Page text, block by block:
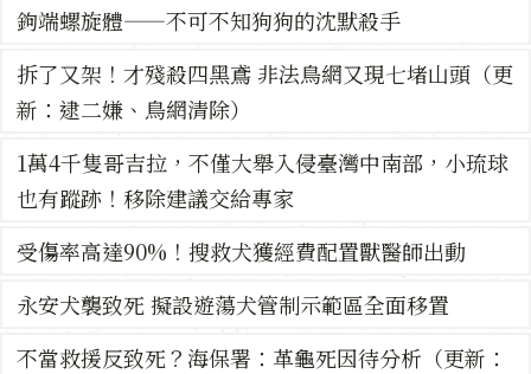
鉤端螺旋體——不可不知狗狗的沈默殺手
拆了又架！才殘殺四黑鳶 非法鳥網又現七堵山頭（更
新：逮二嫌、鳥網清除）
1萬4千隻哥吉拉，不僅大舉入侵臺灣中南部，小琉球
也有蹤跡！移除建議交給專家
受傷率高達90%！搜救犬獲經費配置獸醫師出動
永安犬襲致死 擬設遊蕩犬管制示範區全面移置
不當救援反致死？海保署：革龜死因待分析（更新：